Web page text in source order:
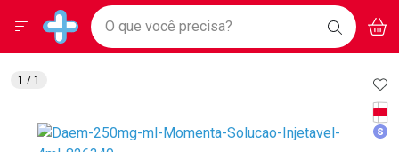
Drogarias Pacheco
Baixe nosso APP e aproveite Ofertas Exclusivas!
BAIXE
O APP
Ir direto para a home
pela página
Ir direto para o conteúdo
Ir direto para a busca
Ir direto para a conta
Ir direto para a notificações
Ir direto para o carrinho
Faça a sua busca
O que você precisa? BUSCAR
Menu
1 / 1